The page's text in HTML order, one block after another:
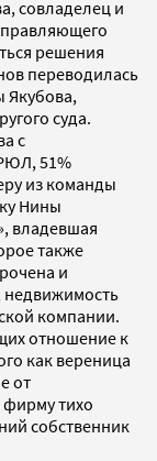
совладелец и
решения
переводилась
Якубова,
суда.
с
51%
из команды
Нины
владевшая
также
и
недвижимость
компании.
отношение к
как вереница
от
тихо
собственник